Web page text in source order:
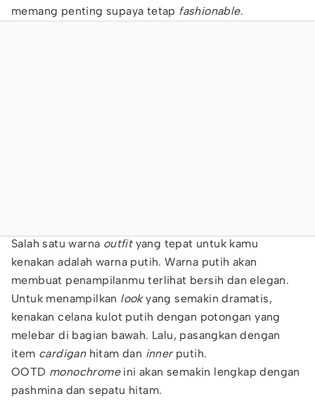
memang penting supaya tetap fashionable.
Salah satu warna outfityang tepat untuk kamu
kenakan adalah warna putih. Warna putih akan
membuat penampilanmu terlihat bersih dan elegan.
Untuk menampilkan lookyang semakin dramatis,
kenakan celana kulot putih dengan potongan yang
melebar di bagian bawah. Lalu, pasangkan dengan
item cardiganhitam dan innerputih.
OOTD monochromeini akan semakin lengkap dengan
pashmina dan sepatu hitam.